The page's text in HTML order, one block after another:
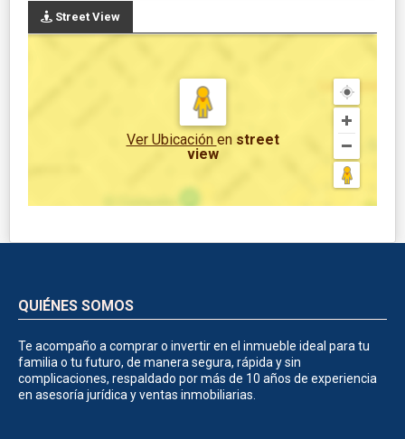
Street View
Ver Ubicación en street
view
QUIÉNES SOMOS
Te acompaño a comprar o invertir en el inmueble ideal para tu
familia o tu futuro, de manera segura, rápida y sin
complicaciones, respaldado por más de 10 años de experiencia
en asesoría jurídica y ventas inmobiliarias.